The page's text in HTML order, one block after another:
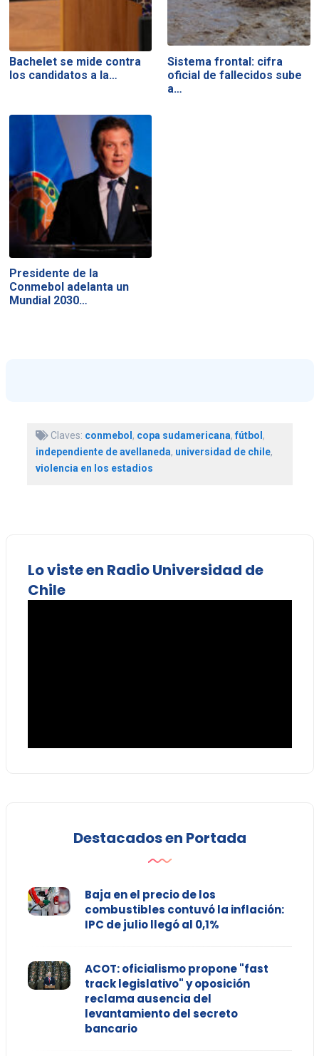
Bachelet se mide contra
los candidatos a la…
Sistema frontal: cifra
oficial de fallecidos sube
a…
Presidente de la
Conmebol adelanta un
Mundial 2030…
Claves: conmebol, copa sudamericana,fútbol,
independiente de avellaneda, universidad de chile,
violencia en los estadios
Lo viste en Radio Universidad de
Chile
Destacados en Portada
Baja en el precio de los
combustibles contuvó la inflación:
IPC de julio llegó al 0,1%
ACOT: oficialismo propone "fast
track legislativo" y oposición
reclama ausencia del
levantamiento del secreto
bancario